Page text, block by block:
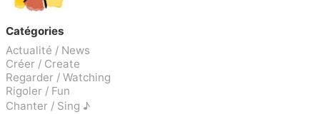
Catégories
Actualité / News
Créer / Create
Regarder / Watching
Rigoler / Fun
Chanter / Sing ♪